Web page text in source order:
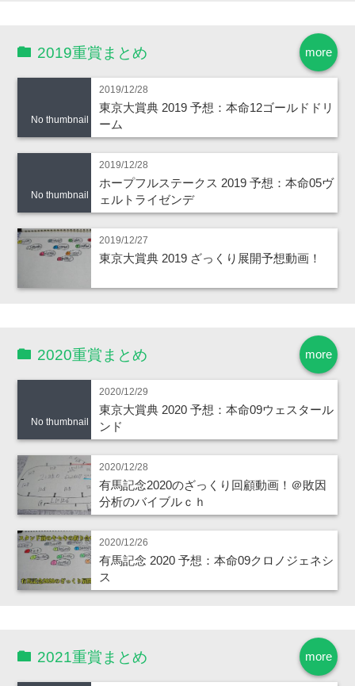
more
2019重賞まとめ
No thumbnail
2019/12/28
東京大賞典 2019 予想：本命12ゴールドドリ
ーム
No thumbnail
2019/12/28
ホープフルステークス 2019 予想：本命05ヴ
ェルトライゼンデ
2019/12/27
東京大賞典 2019 ざっくり展開予想動画！
more
2020重賞まとめ
No thumbnail
2020/12/29
東京大賞典 2020 予想：本命09ウェスタール
ンド
2020/12/28
有馬記念2020のざっくり回顧動画！＠敗因
分析のバイブルｃｈ
2020/12/26
有馬記念 2020 予想：本命09クロノジェネシ
ス
more
2021重賞まとめ